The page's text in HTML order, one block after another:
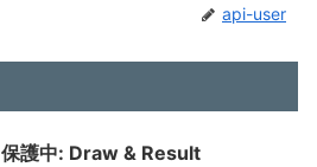
api-user
保護中: Draw & Result